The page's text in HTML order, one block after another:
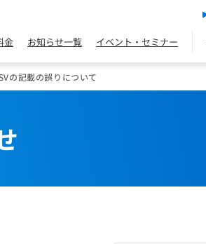
金 お知らせ一覧 イベント・セミナー
の記載の誤りについて